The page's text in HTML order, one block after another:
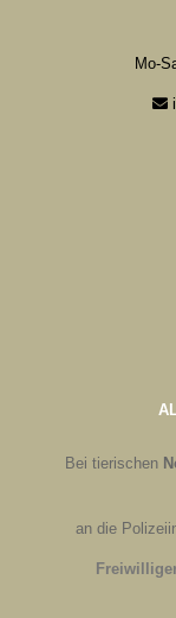
Mo-
Bei tierischen
an die